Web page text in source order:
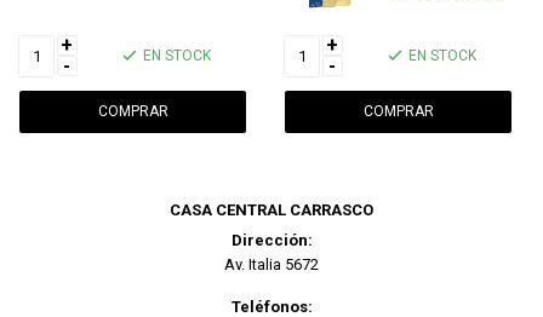
+
-
EN STOCK
+
-
EN STOCK
CASA CENTRAL CARRASCO
Dirección:
Av. Italia 5672
Teléfonos: